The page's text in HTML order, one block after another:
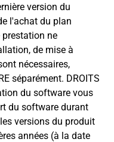
version du
l'achat du plan
ne
de mise à
nécessaires,
séparément. DROITS
du software vous
du software durant
versions du produit
années (à la date